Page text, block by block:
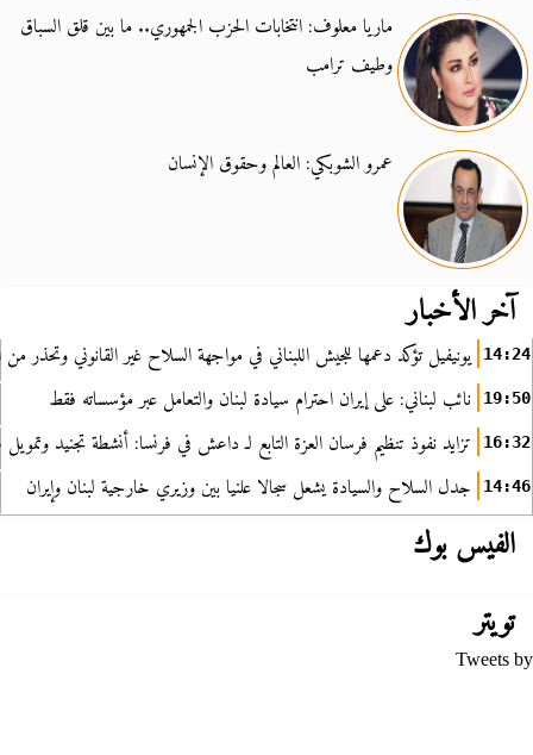
ماريا معلوف: انتخابات الحزب الجمهوري.. ما بين قلق السباق
وطيف ترامب
عمرو الشوبكي: العالم وحقوق الإنسان
آخر الأخبار
14:24 يونيفيل تؤكد دعمها للجيش اللبناني في مواجهة السلاح غير القانوني وتحذر من
19:50 نائب لبناني: على إيران احترام سيادة لبنان والتعامل عبر مؤسساته فقط
16:32 تزايد نفوذ تنظيم فرسان العزة التابع لـ داعش في فرنسا: أنشطة تجنيد
14:46 جدل السلاح والسيادة يشعل سجالا علنيا بين وزيري خارجية لبنان وإيران
الفيس بوك
تويتر
Tweets by